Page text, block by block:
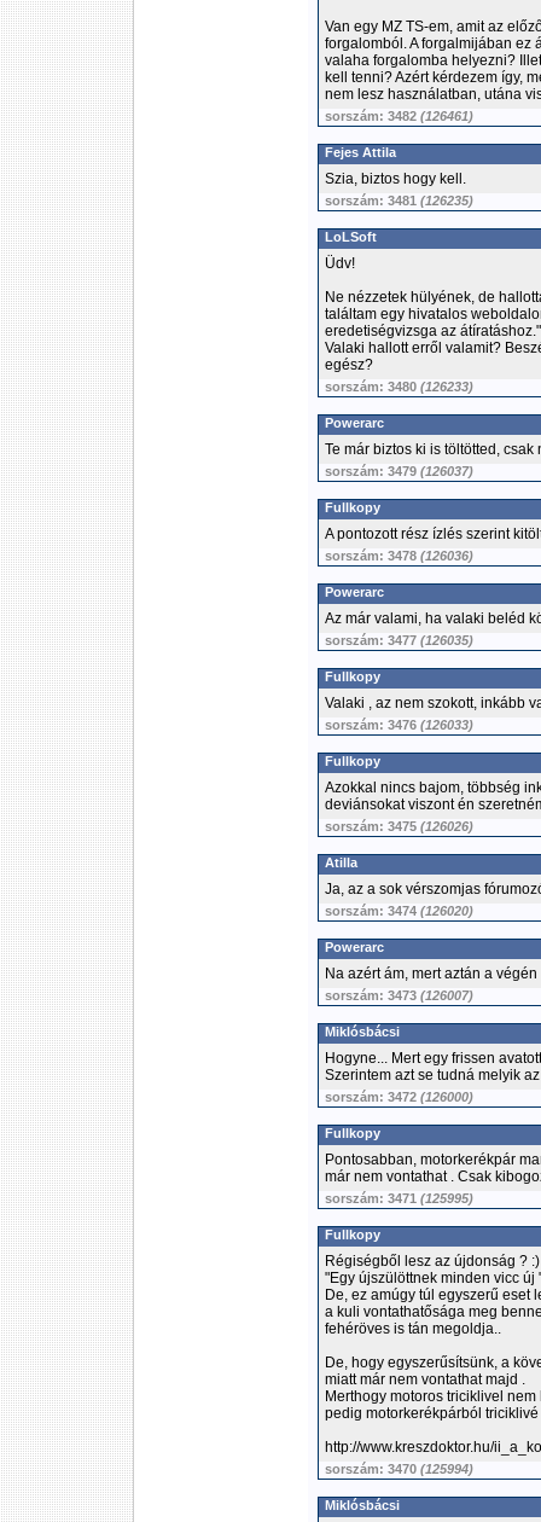
Van egy MZ TS-em, amit az
forgalomból. A forgalmijában ez
valaha forgalomba helyezni?
kell tenni? Azért kérdezem így,
nem lesz használatban, utána
sorszám: 3482 (126461)
Fejes Attila
Szia, biztos hogy kell.
sorszám: 3481 (126235)
LoLSoft
Üdv!
Ne nézzetek hülyének, de
találtam egy hivatalos
eredetiségvizsga az átíratáshoz."
Valaki hallott erről valamit?
egész?
sorszám: 3480 (126233)
Powerarc
Te már biztos ki is töltötted,
sorszám: 3479 (126037)
Fullkopy
A pontozott rész ízlés szerint
sorszám: 3478 (126036)
Powerarc
Az már valami, ha valaki beléd
sorszám: 3477 (126035)
Fullkopy
Valaki , az nem szokott, inkább
sorszám: 3476 (126033)
Fullkopy
Azokkal nincs bajom, többség
deviánsokat viszont én
sorszám: 3475 (126026)
Atilla
Ja, az a sok vérszomjas
sorszám: 3474 (126020)
Powerarc
Na azért ám, mert aztán a
sorszám: 3473 (126007)
Miklósbácsi
Hogyne... Mert egy frissen
Szerintem azt se tudná melyik
sorszám: 3472 (126000)
Fullkopy
Pontosabban, motorkerékpár
már nem vontathat . Csak
sorszám: 3471 (125995)
Fullkopy
Régiségből lesz az újdonság ?
"Egy újszülöttnek minden vicc új
De, ez amúgy túl egyszerű eset
a kuli vontathatősága meg
fehéröves is tán megoldja..
De, hogy egyszerűsítsünk, a
miatt már nem vontathat majd .
Merthogy motoros triciklivel
pedig motorkerékpárból triciklivé
http://www.kreszdoktor.hu/
sorszám: 3470 (125994)
Miklósbácsi